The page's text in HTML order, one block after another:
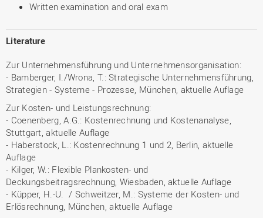
Written examination and oral exam
Literature
Zur Unternehmensführung und Unternehmensorganisation:
- Bamberger, I./Wrona, T.: Strategische Unternehmensführung,
Strategien - Systeme - Prozesse, München, aktuelle Auflage
Zur Kosten- und Leistungsrechnung:
- Coenenberg, A.G.: Kostenrechnung und Kostenanalyse,
Stuttgart, aktuelle Auflage
- Haberstock, L.: Kostenrechnung 1 und 2, Berlin, aktuelle
Auflage
- Kilger, W.: Flexible Plankosten- und
Deckungsbeitragsrechnung, Wiesbaden, aktuelle Auflage
- Küpper, H.-U. / Schweitzer, M.: Systeme der Kosten- und
Erlösrechnung, München, aktuelle Auflage